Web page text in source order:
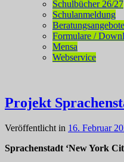
Schulbücher 26/27
Schulanmeldung
Beratungsangebote
Formulare /
Mensa
Webservice
Projekt
Veröffentlicht in 16. Februar
Sprachenstadt ‘New York